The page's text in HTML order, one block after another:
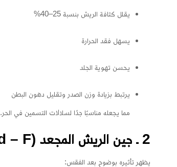
يقلل كثافة الريش بنسبة 25–40%
يسهل فقد الحرارة
يحسن تهوية الجلد
يرتبط بزيادة وزن الصدر وتقليل دهون البطن
مما يجعله مناسبًا جدًا لسلالات التسمين في الحر.
2 ـ جين الريش المجعد (Frizzled – F)
يظهر تأثيره بوضوح بعد الفقس: